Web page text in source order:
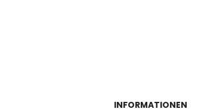
INFORMATIONEN